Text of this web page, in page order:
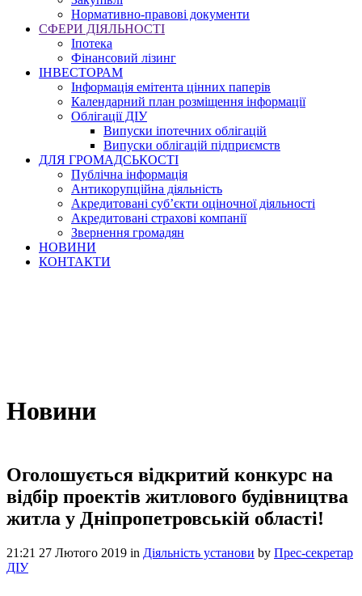
Нормативно-правові документи
СФЕРИ ДІЯЛЬНОСТІ
Іпотека
Фінансовий лізинг
ІНВЕСТОРАМ
Інформація емітента цінних паперів
Календарний план розміщення інформації
Облігації ДІУ
Випуски іпотечних облігацій
Випуски облігацій підприємств
ДЛЯ ГРОМАДСЬКОСТІ
Публічна інформація
Антикорупційна діяльність
Акредитовані суб’єкти оціночної діяльності
Акредитовані страхові компанії
Звернення громадян
НОВИНИ
КОНТАКТИ
Новини
Оголошується відкритий конкурс на
відбір проектів житлового будівництва
житла у Дніпропетровській області!
21:21 27 Лютого 2019 in Діяльність установи by Прес-секретар
ДІУ